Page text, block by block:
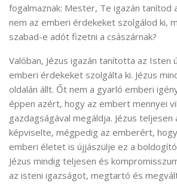
fogalmaznak: Mester, Te igazán tanítod
nem az emberi érdekeket szolgálod ki,
szabad-e adót fizetni a császárnak?
Valóban, Jézus igazán tanította az Isten
emberi érdekeket szolgálta ki. Jézus
oldalán állt. Őt nem a gyarló emberi
éppen azért, hogy az embert mennyei
gazdagságával megáldja. Jézus
képviselte, mégpedig az emberért,
emberi életet is újjászülje ez a
Jézus mindig teljesen és
az isteni igazságot, megtartó és